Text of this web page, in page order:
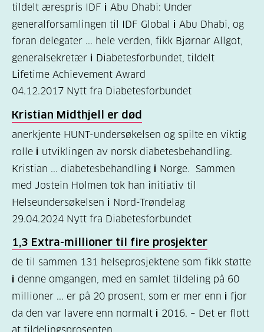
(195)
For
helsepersonell
(157)
Felles
innhold
(59)
Diabetes
type
1
(43)
type
(17)
Hva
tildelt ærespris IDF i Abu Dhabi: Under
generalforsamlingen til IDF Global i Abu Dhabi, og
foran delegater ... hele verden, fikk Bjørnar Allgot,
generalsekretær i Diabetesforbundet, tildelt
Lifetime Achievement Award
04.12.2017 Nytt fra Diabetesforbundet
Kristian Midthjell er død
anerkjente HUNT-undersøkelsen og spilte en viktig
rolle i utviklingen av norsk diabetesbehandling.
Kristian ... diabetesbehandling i Norge. Sammen
med Jostein Holmen tok han initiativ til
Helseundersøkelsen i Nord-Trøndelag
29.04.2024 Nytt fra Diabetesforbundet
1,3 Extra-millioner til fire prosjekter
de til sammen 131 helseprosjektene som fikk støtte
i denne omgangen, med en samlet tildeling på 60
millioner ... er på 20 prosent, som er mer enn i fjor
da den var lavere enn normalt i 2016. – Det er flott